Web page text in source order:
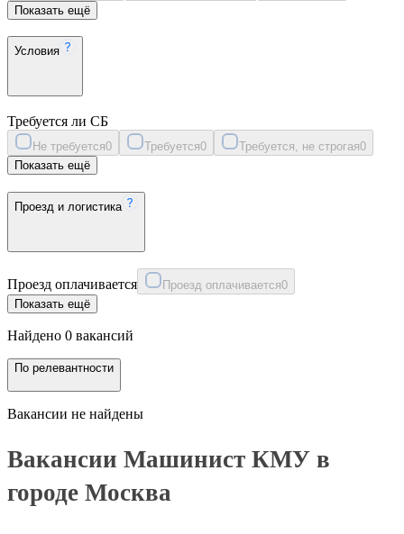
Показать ещё
Условия
Требуется ли СБ
Не требуется0 Требуется0 Требуется, не строгая0
Показать ещё
Проезд и логистика
Проезд оплачивается Проезд оплачивается0
Показать ещё
Найдено 0 вакансий
По релевантности
Вакансии не найдены
Вакансии Машинист КМУ в
городе Москва